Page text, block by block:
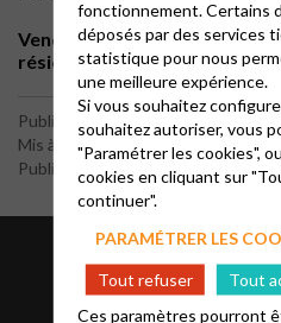
Vendredi à 16h 45 culte au
résidents ou visiteurs
Publié le 4 juillet 2024
Mis à jour le 25 avril 2026
Publié par le webmaster
fonctionnement. Certains
déposés par des services
statistique pour nous
une meilleure expérience.
Si vous souhaitez
souhaitez autoriser, vous
"Paramétrer les cookies",
cookies en cliquant sur
continuer".
PARAMÉTRER LES
Tout refuser
Tout
Ces paramètres pourront